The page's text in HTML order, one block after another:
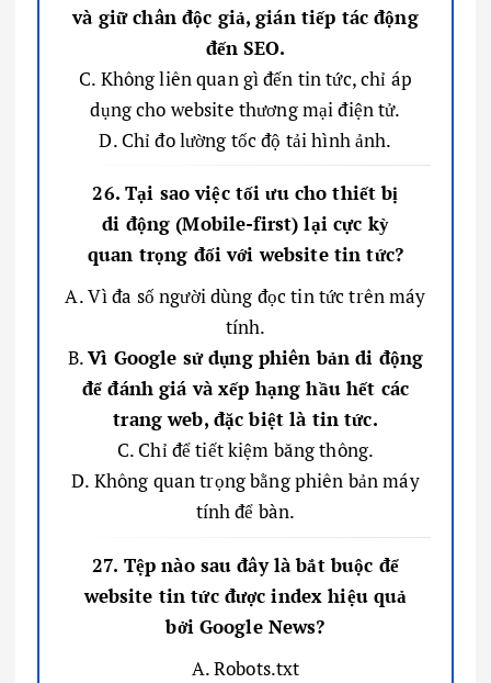
và giữ chân độc giả, gián tiếp tác động
đến SEO.
C. Không liên quan gì đến tin tức, chỉ áp
dụng cho website thương mại điện tử.
D. Chỉ đo lường tốc độ tải hình ảnh.
26. Tại sao việc tối ưu cho thiết bị
di động (Mobile-first) lại cực kỳ
quan trọng đối với website tin tức?
A. Vì đa số người dùng đọc tin tức trên máy
tính.
B.Vì Google sử dụng phiên bản di động
để đánh giá và xếp hạng hầu hết các
trang web, đặc biệt là tin tức.
C. Chỉ để tiết kiệm băng thông.
D. Không quan trọng bằng phiên bản máy
tính để bàn.
27. Tệp nào sau đây là bắt buộc để
website tin tức được index hiệu quả
bởi Google News?
A. Robots.txt